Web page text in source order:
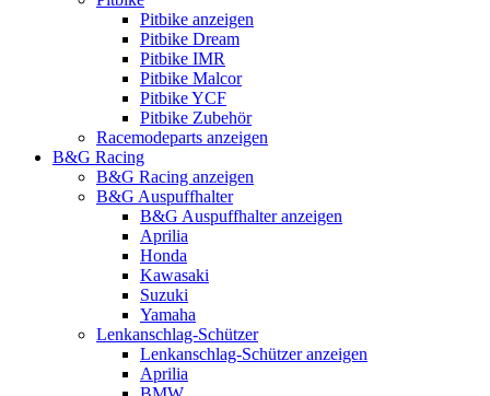
Pitbike anzeigen
Pitbike Dream
Pitbike IMR
Pitbike Malcor
Pitbike YCF
Pitbike Zubehör
Racemodeparts anzeigen
B&G Racing
B&G Racing anzeigen
B&G Auspuffhalter
B&G Auspuffhalter anzeigen
Aprilia
Honda
Kawasaki
Suzuki
Yamaha
Lenkanschlag-Schützer
Lenkanschlag-Schützer anzeigen
Aprilia